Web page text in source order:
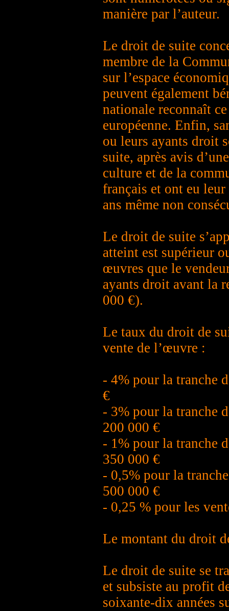
manière par l’auteur.
Le droit de suite
membre de la
sur l’espace
peuvent également
nationale reconnaît
européenne. Enfin,
ou leurs ayants droit
suite, après avis
culture et de la
français et ont eu
ans même non
Le droit de suite
atteint est supérieur
œuvres que le
ayants droit avant la
000 €).
Le taux du droit de
vente de l’œuvre :
- 4% pour la tranche
€
- 3% pour la tranche
200 000 €
- 1% pour la tranche
350 000 €
- 0,5% pour la
500 000 €
- 0,25 % pour les
Le montant du droit
Le droit de suite se
et subsiste au profit
soixante-dix années